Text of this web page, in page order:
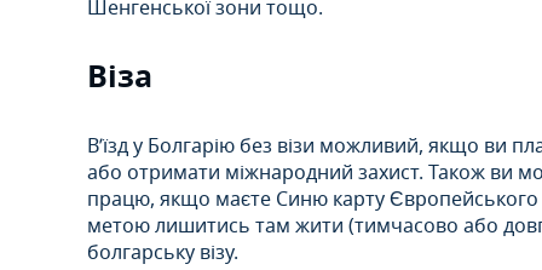
Шенгенської зони тощо.
Віза
В’їзд у Болгарію без візи можливий, якщо ви
або отримати міжнародний захист. Також ви
працю, якщо маєте Синю карту Європейського
метою лишитись там жити (тимчасово або
болгарську візу.